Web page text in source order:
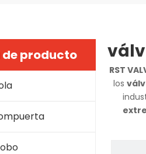
producto
RST
los